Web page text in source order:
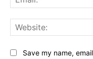
Save my name,